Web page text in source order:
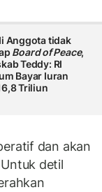
Anggota tidak
Board of Peace,
Teddy: RI
Bayar Iuran
Triliun
dan akan
detil